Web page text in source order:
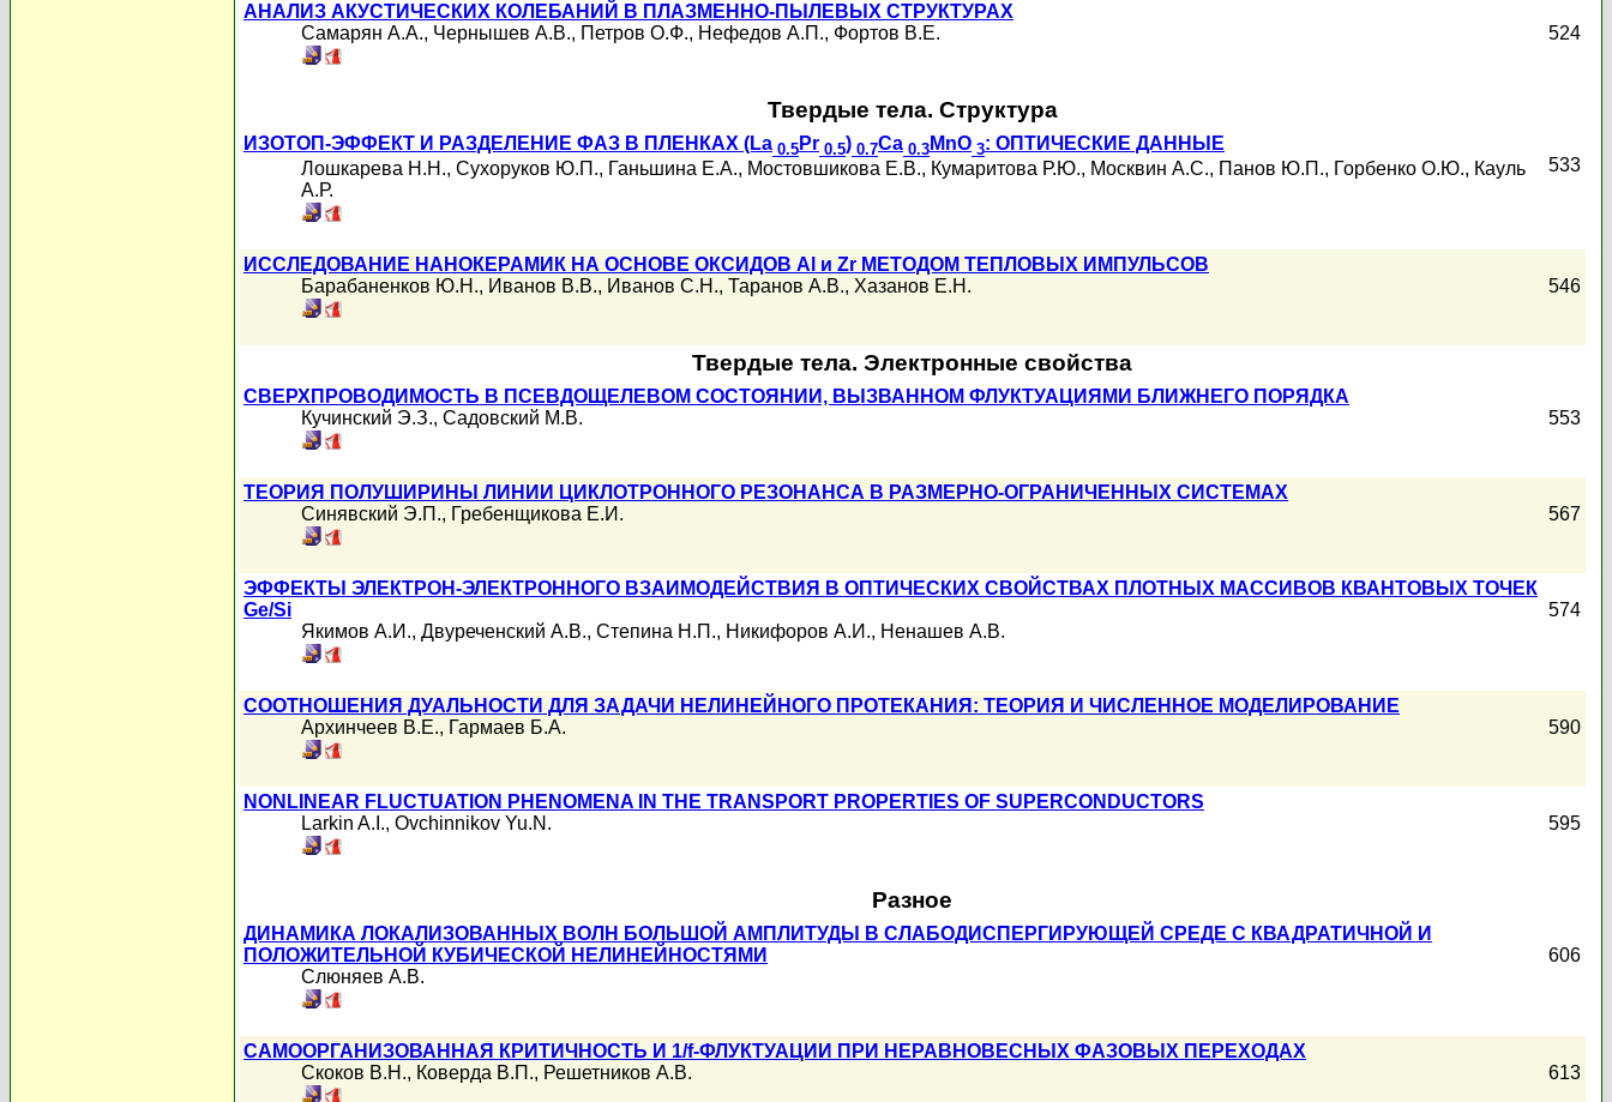
АНАЛИЗ АКУСТИЧЕСКИХ КОЛЕБАНИЙ В ПЛАЗМЕННО-ПЫЛЕВЫХ СТРУКТУРАХ
Самарян А.А., Чернышев А.В., Петров О.Ф., Нефедов А.П., Фортов В.Е. 524
Твердые тела. Структура
ИЗОТОП-ЭФФЕКТ И РАЗДЕЛЕНИЕ ФАЗ В ПЛЕНКАХ (La 0.5 Pr 0.5) 0.7Ca 0.3 MnO 3: ОПТИЧЕСКИЕ ДАННЫЕ
Лошкарева Н.Н., Сухоруков Ю.П., Ганьшина Е.А., Мостовшикова Е.В., Кумаритова Р.Ю., Москвин А.С., Панов Ю.П., Горбенко О.Ю., Кауль
А.Р.
533
ИССЛЕДОВАНИЕ НАНОКЕРАМИК НА ОСНОВЕ ОКСИДОВ Al и Zr МЕТОДОМ ТЕПЛОВЫХ ИМПУЛЬСОВ
Барабаненков Ю.Н., Иванов В.В., Иванов С.Н., Таранов А.В., Хазанов Е.Н. 546
Твердые тела. Электронные свойства
СВЕРХПРОВОДИМОСТЬ В ПСЕВДОЩЕЛЕВОМ СОСТОЯНИИ, ВЫЗВАННОМ ФЛУКТУАЦИЯМИ БЛИЖНЕГО ПОРЯДКА
Кучинский Э.З., Садовский М.В. 553
ТЕОРИЯ ПОЛУШИРИНЫ ЛИНИИ ЦИКЛОТРОННОГО РЕЗОНАНСА В РАЗМЕРНО-ОГРАНИЧЕННЫХ СИСТЕМАХ
Синявский Э.П., Гребенщикова Е.И. 567
ЭФФЕКТЫ ЭЛЕКТРОН-ЭЛЕКТРОННОГО ВЗАИМОДЕЙСТВИЯ В ОПТИЧЕСКИХ СВОЙСТВАХ ПЛОТНЫХ МАССИВОВ КВАНТОВЫХ ТОЧЕК
Ge/Si
Якимов А.И., Двуреченский А.В., Степина Н.П., Никифоров А.И., Ненашев А.В.
574
СООТНОШЕНИЯ ДУАЛЬНОСТИ ДЛЯ ЗАДАЧИ НЕЛИНЕЙНОГО ПРОТЕКАНИЯ: ТЕОРИЯ И ЧИСЛЕННОЕ МОДЕЛИРОВАНИЕ
Архинчеев В.Е., Гармаев Б.А. 590
NONLINEAR FLUCTUATION PHENOMENA IN THE TRANSPORT PROPERTIES OF SUPERCONDUCTORS
Larkin A.I., Ovchinnikov Yu.N. 595
Разное
ДИНАМИКА ЛОКАЛИЗОВАННЫХ ВОЛН БОЛЬШОЙ АМПЛИТУДЫ В СЛАБОДИСПЕРГИРУЮЩЕЙ СРЕДЕ С КВАДРАТИЧНОЙ И
ПОЛОЖИТЕЛЬНОЙ КУБИЧЕСКОЙ НЕЛИНЕЙНОСТЯМИ
Слюняев А.В.
606
САМООРГАНИЗОВАННАЯ КРИТИЧНОСТЬ И 1/f-ФЛУКТУАЦИИ ПРИ НЕРАВНОВЕСНЫХ ФАЗОВЫХ ПЕРЕХОДАХ
Скоков В.Н., Коверда В.П., Решетников А.В. 613